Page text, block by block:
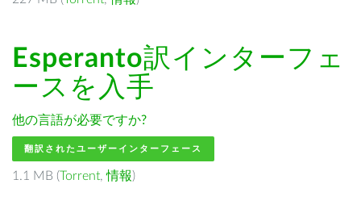
Esperanto訳インターフェ
ースを入手
他の言語が必要ですか?
翻訳されたユーザーインターフェース
1.1 MB (Torrent,情報)